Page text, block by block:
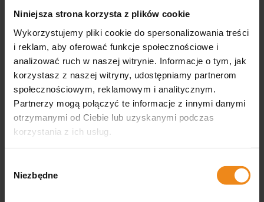
Niniejsza strona korzysta z plików cookie
Wykorzystujemy pliki cookie do spersonalizowania treści
i reklam, aby oferować funkcje społecznościowe i
analizować ruch w naszej witrynie. Informacje o tym, jak
korzystasz z naszej witryny, udostępniamy partnerom
społecznościowym, reklamowym i analitycznym.
Partnerzy mogą połączyć te informacje z innymi danymi
otrzymanymi od Ciebie lub uzyskanymi podczas
korzystania z ich usług.
zgody
Niezbędne
dostawy
DO KOSZYKA
Opinie
Produkt nie posiada recenzji